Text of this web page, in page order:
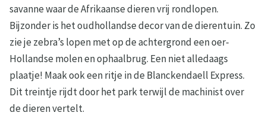
savanne waar de Afrikaanse dieren vrij rondlopen.
Bijzonder is het oudhollandse decor van de dierentuin. Zo
zie je zebra’s lopen met op de achtergrond een oer-
Hollandse molen en ophaalbrug. Een niet alledaags
plaatje! Maak ook een ritje in de Blanckendaell Express.
Dit treintje rijdt door het park terwijl de machinist over
de dieren vertelt.